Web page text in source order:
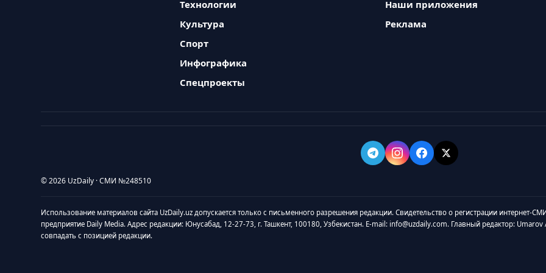
Технологии
Культура
Спорт
Инфографика
Спецпроекты
Наши приложения
Реклама
© 2026 UzDaily · СМИ №248510
Использование материалов сайта UzDaily.uz допускается только с письменного разрешения редакции. Свидетельство о регистрации интернет-
предприятие Daily Media. Адрес редакции: Юнусабад, 12-27-73, г. Ташкент, 100180, Узбекистан. E-mail: info@uzdaily.com. Главный редактор:
совпадать с позицией редакции.